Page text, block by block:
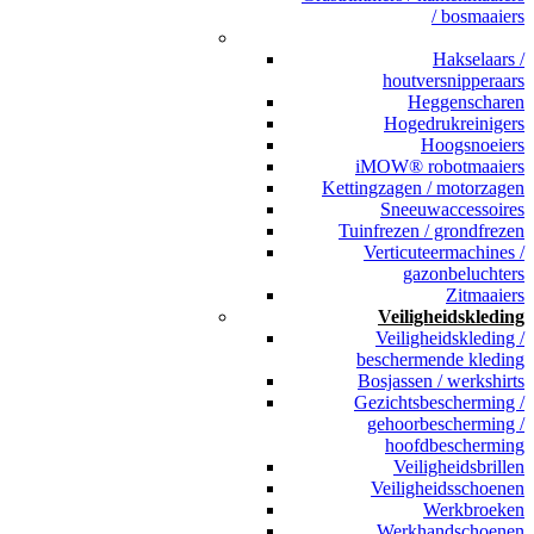
/ bosmaaiers
Hakselaars /
houtversnipperaars
Heggenscharen
Hogedrukreinigers
Hoogsnoeiers
iMOW® robotmaaiers
Kettingzagen / motorzagen
Sneeuwaccessoires
Tuinfrezen / grondfrezen
Verticuteermachines /
gazonbeluchters
Zitmaaiers
Veiligheidskleding
Veiligheidskleding /
beschermende kleding
Bosjassen / werkshirts
Gezichtsbescherming /
gehoorbescherming /
hoofdbescherming
Veiligheidsbrillen
Veiligheidsschoenen
Werkbroeken